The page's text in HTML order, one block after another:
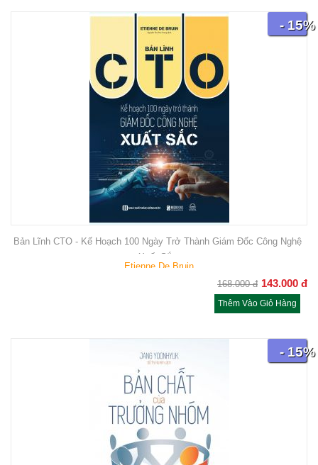
- 15%
Bản Lĩnh CTO - Kế Hoạch 100 Ngày Trở Thành Giám Đốc Công Nghệ
Xuất Sắc
Etienne De Bruin
168.000 đ 143.000 đ
Thêm Vào Giỏ Hàng
- 15%